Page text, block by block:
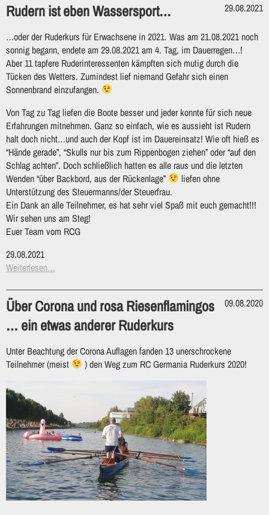
Rudern ist eben Wassersport… 29.08.2021
…oder der Ruderkurs für Erwachsene in 2021. Was am 21.08.2021 noch
sonnig begann, endete am 29.08.2021 am 4. Tag, im Dauerregen…!
Aber 11 tapfere Ruderinteressenten kämpften sich mutig durch die
Tücken des Wetters. Zumindest lief niemand Gefahr sich einen
Sonnenbrand einzufangen.
Von Tag zu Tag liefen die Boote besser und jeder konnte für sich neue
Erfahrungen mitnehmen. Ganz so einfach, wie es aussieht ist Rudern
halt doch nicht…und auch der Kopf ist im Dauereinsatz! Wie oft hieß es
“Hände gerade”, “Skulls nur bis zum Rippenbogen ziehen” oder “auf den
Schlag achten”. Doch schließlich hatten es alle raus und die letzten
Wenden “über Backbord, aus der Rückenlage”
liefen ohne
Unterstützung des Steuermanns/der Steuerfrau.
Ein Dank an alle Teilnehmer, es hat sehr viel Spaß mit euch gemacht!!!
Wir sehen uns am Steg!
Euer Team vom RCG
29.08.2021
Weiterlesen…
Über Corona und rosa Riesenflamingos
… ein etwas anderer Ruderkurs
09.08.2020
Unter Beachtung der Corona Auflagen fanden 13 unerschrockene
Teilnehmer (meist
) den Weg zum RC Germania Ruderkurs 2020!